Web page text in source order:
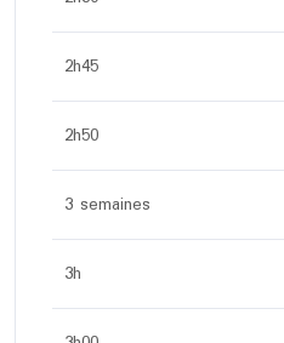
2h45
2h50
3 semaines
3h